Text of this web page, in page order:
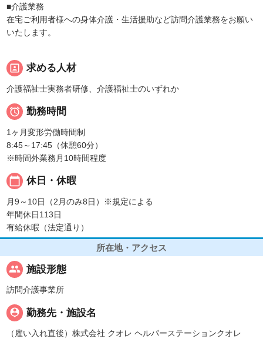
■介護業務
在宅ご利用者様への身体介護・生活援助など訪問介護業務をお願い
いたします。
portrait 求める人材
介護福祉士実務者研修、介護福祉士のいずれか
 勤務時間
1ヶ月変形労働時間制
8:45～17:45（休憩60分）
※時間外業務月10時間程度
calendar_today 休日・休暇
月9～10日（2月のみ8日）※規定による
年間休日113日
有給休暇（法定通り）
所在地・アクセス
people 施設形態
訪問介護事業所
person_pin 勤務先・施設名
（雇い入れ直後）株式会社 クオレ ヘルパーステーションクオレ